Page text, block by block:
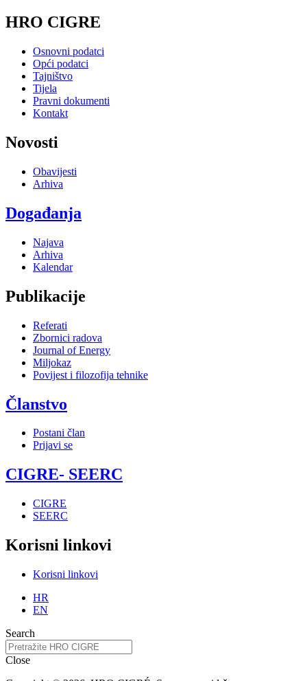
HRO CIGRE
Osnovni podatci
Opći podatci
Tajništvo
Tijela
Pravni dokumenti
Kontakt
Novosti
Obavijesti
Arhiva
Događanja
Najava
Arhiva
Kalendar
Publikacije
Referati
Zbornici radova
Journal of Energy
Miljokaz
Povijest i filozofija tehnike
Članstvo
Postani član
Prijavi se
CIGRE- SEERC
CIGRE
SEERC
Korisni linkovi
Korisni linkovi
HR
EN
Search
Close